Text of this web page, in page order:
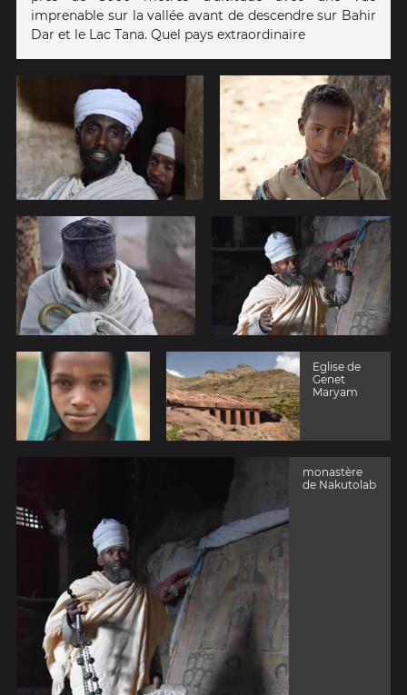
imprenable sur la vallée avant de descendre sur Bahir
Dar et le Lac Tana. Quel pays extraordinaire
Eglise de
Genet
Maryam
monastère
de Nakutolab